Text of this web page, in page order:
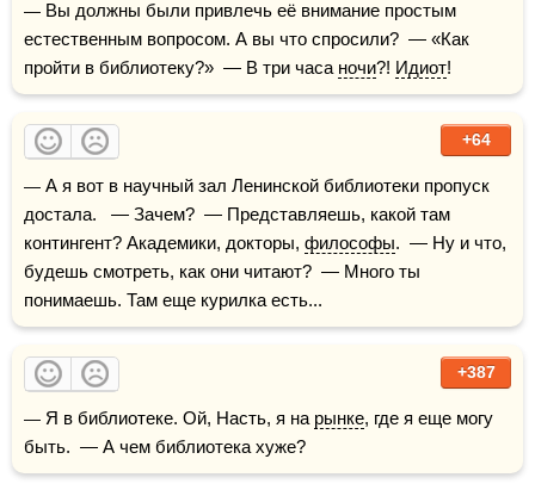
— Вы должны были привлечь её внимание простым
естественным вопросом. А вы что спросили?  — «Как
пройти в библиотеку?»  — В три часа ночи?! Идиот!
+64
— А я вот в научный зал Ленинской библиотеки пропуск
достала.   — Зачем?  — Представляешь, какой там
контингент? Академики, докторы, философы.  — Ну и что,
будешь смотреть, как они читают?  — Много ты
понимаешь. Там еще курилка есть...
+387
— Я в библиотеке. Ой, Насть, я на рынке, где я еще могу
быть.  — А чем библиотека хуже?